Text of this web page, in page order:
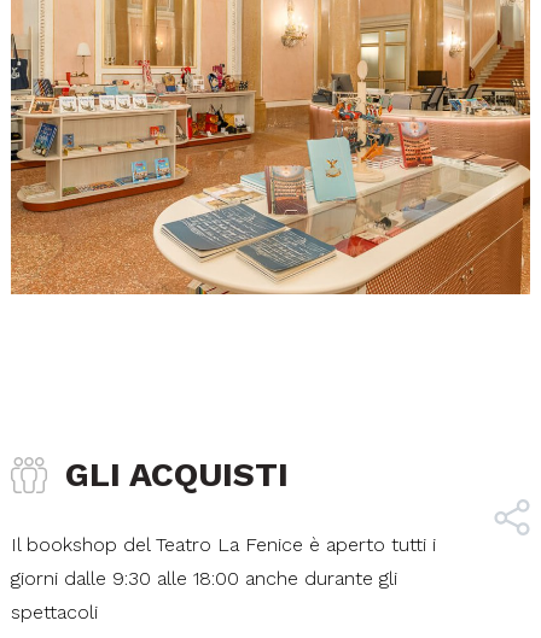
GLI ACQUISTI
Il bookshop del Teatro La Fenice è aperto tutti i
giorni dalle 9:30 alle 18:00 anche durante gli
spettacoli